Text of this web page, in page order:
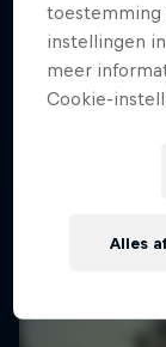
toestemming
instellingen
meer
Cookie-
Alles